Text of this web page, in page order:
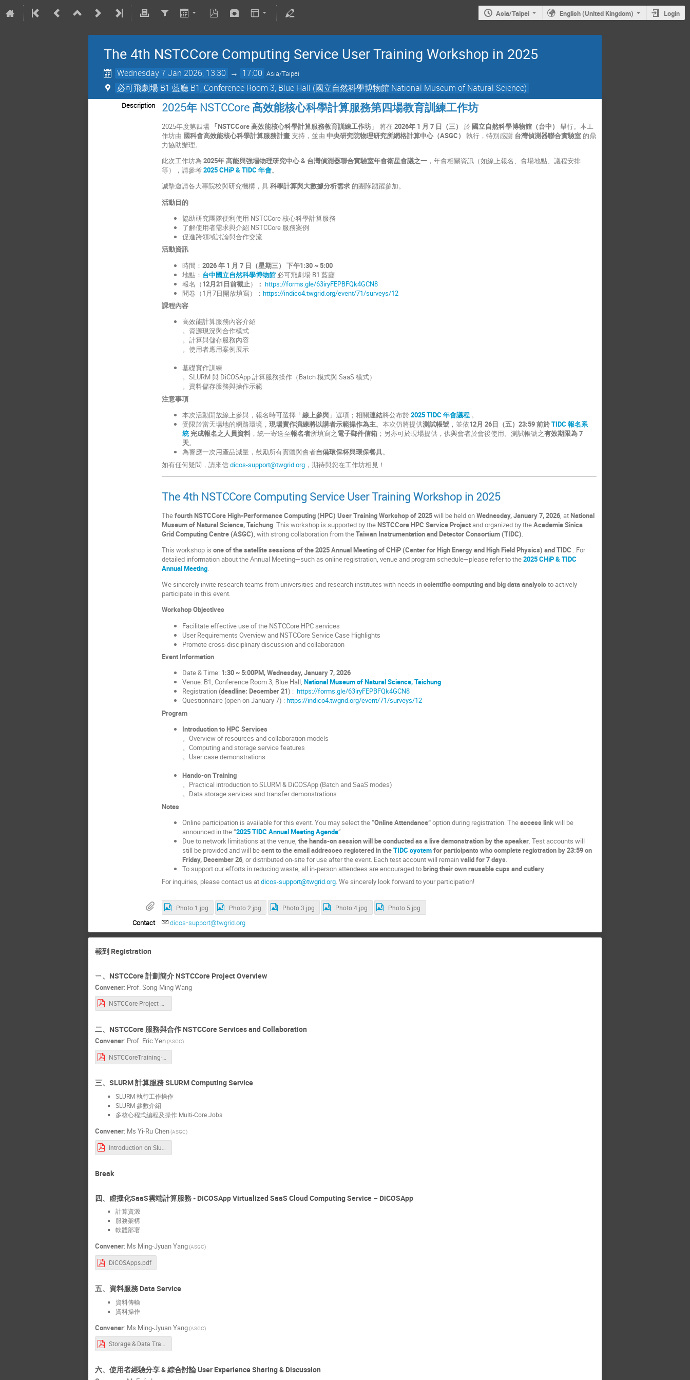
Asia/Taipei English (United Kingdom) Login
The 4th NSTCCore Computing Service User Training Workshop in 2025
Wednesday 7 Jan 2026, 13:30 → 17:00 Asia/Taipei
必可飛劇場 B1 藍廳 B1, Conference Room 3, Blue Hall (國立自然科學博物館 National Museum of Natural Science)
Description 2025年 NSTCCore 高效能核心科學計算服務第四場教育訓練工作坊
2025年度第四場 「NSTCCore 高效能核心科學計算服務教育訓練工作坊 」 將在 2026年 1 月 7 日（三） 於 國立自然科學博物館 （台中）
舉行。本工
作坊由 國科會高效能核心科學計算服務計畫支持，並由 中央研究院物理研究所網格計算中心（ASGC） 執行，特別感謝 台灣偵測器聯合實驗室 的鼎
力協助辦理。
此次工作坊為 2025年高能與強場物理研究中心 & 台灣偵測器聯合實驗室年會衛星會議之一 ，年會相關資訊（如線上報名、會場地點、議程安排
等），請參考2025 CHiP & TIDC 年會。
誠摯邀請各大專院校與研究機構，具科學計算與大數據分析需求 的團隊踴躍參加。
活動目的
協助研究團隊便利使用 NSTCCore核心科學計算服務
了解使用者需求與介紹 NSTCCore 服務案例
促進跨領域討論與合作交流
活動資訊
時間：2026 年 1 月 7 日（星期三） 下午1:30 ~ 5:00
地點： 台中國立自然科學博物館 必可飛劇場 B1 藍廳
報名（12月21日前截止） ： https://forms.gle/63iryFEPBFQk4GCN8
問卷（1月7日開放填寫）：https://indico4.twgrid.org/event/71/surveys/12
課程內容
高效能計算服務內容介紹
。資源現況與合作模式
。計算與儲存服務內容
。使用者應用案例展示
基礎實作訓練
。SLURM 與 DiCOSApp 計算服務操作（Batch 模式與 SaaS 模式）
。資料儲存服務與操作示範
注意事項
本次活動開放線上參與，報名時可選擇「線上參與 」選項；相關連結將公布於 2025 TIDC 年會議程 。
受限於當天場地的網路環境，現場實作演練將以講者示範操作為主。本次仍將提供測試帳號 ，並依12月 26日（五）23:59 前於TIDC 報名系
統完成報名之人員資料 ，統一寄送至報名者所填寫之電子郵件信箱 ；另亦可於現場提供，供與會者於會後使用。測試帳號之有效期限為 7
天。
為響應一次用產品減量，鼓勵所有實體與會者自備環保杯與環保餐具。
如有任何疑問，請來信dicos-support@twgrid.org ，期待與您在工作坊相見！
The 4th NSTCCore Computing Service User Training Workshop in 2025
Thefourth NSTCCore High-Performance Computing (HPC) User Training Workshop of 2025will be held onWednesday, January 7, 2026, atNational
Museum of Natural Science, Taichung. This workshop is supported by theNSTCCore HPC Service Projectand organized by theAcademia Sinica
Grid Computing Centre (ASGC), with strong collaboration from theTaiwan Instrumentation and Detector Consortium (TIDC).
This workshop isone of the satellite sessions of the 2025 Annual Meeting of CHiP (Center for High Energy and High Field Physics) and TIDC . For
detailed information about the Annual Meeting—such as online registration, venue and program schedule—please refer to the2025 CHiP & TIDC
Annual Meeting.
We sincerely invite research teams from universities and research institutes with needs inscientific computing and big data analysis to actively
participate in this event.
Workshop Objectives
Facilitate effective use of the NSTCCore HPC services
User Requirements Overview and NSTCCore Service Case Highlights
Promote cross-disciplinary discussion and collaboration
Event Information
Date & Time: 1:30 ~ 5:00PM, Wednesday, January 7, 2026
Venue: B1, Conference Room 3, Blue Hall,National Museum of Natural Science, Taichung
Registration (deadline: December 21) :https://forms.gle/63iryFEPBFQk4GCN8
Questionnaire (open on January 7) : https://indico4.twgrid.org/event/71/surveys/12
Program
Introduction to HPC Services
。Overview of resources and collaboration models
。Computing and storage service features
。User case demonstrations
Hands-on Training
。Practical introduction to SLURM & DiCOSApp (Batch and SaaS modes)
。Data storage services and transfer demonstrations
Notes
Online participation is available for this event. You may select the“Online Attendance”option during registration. Theaccess linkwill be
announced in the “2025 TIDC Annual Meeting Agenda”.
Due to network limitations at the venue,the hands-on session will be conducted as a live demonstration by the speaker. Test accounts will
still be provided and will besent to the email addresses registered in theTIDC systemfor participants who complete registration by 23:59 on
Friday, December 26, or distributed on-site for use after the event. Each test account will remainvalid for7 days.
To support our efforts in reducing waste, all in-person attendees are encouraged tobring their own reusable cups and cutlery.
For inquiries, please contact us atdicos-support@twgrid.org . We sincerely look forward to your participation!
Photo 1.jpg Photo 2.jpg Photo 3.jpg Photo 4.jpg Photo 5.jpg
Contact dicos-support@twgrid.org
報到 Registration
ㄧ、NSTCCore 計劃簡介 NSTCCore Project Overview
Convener: Prof.Song-Ming Wang
二、NSTCCore 服務與合作 NSTCCore Services and Collaboration
Convener: Prof. Eric Yen(ASGC)
三、SLURM 計算服務 SLURM Computing Service
SLURM 執行工作操作
SLURM 參數介紹
多核心程式編程及操作 Multi-Core Jobs
Convener: Ms Yi-Ru Chen(ASGC)
Break
四、虛擬化SaaS雲端計算服務 - DiCOSApp Virtualized SaaS Cloud Computing Service – DiCOSApp
計算資源
服務架構
軟體部署
Convener: Ms Ming-Jyuan Yang(ASGC)
DiCOSApps.pdf
五、資料服務 Data Service
資料傳輸
資料操作
Convener: Ms Ming-Jyuan Yang(ASGC)
Storage & Data Transfer Service.pdf
六、使用者經驗分享 & 綜合討論 User Experience Sharing & Discussion